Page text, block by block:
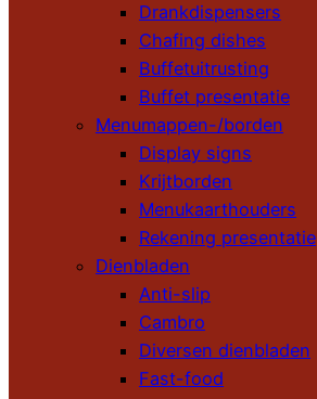
Drankdispensers
Chafing dishes
Buffetuitrusting
Buffet presentatie
Menumappen-/borden
Display signs
Krijtborden
Menukaarthouders
Rekening presentatie
Dienbladen
Anti-slip
Cambro
Diversen dienbladen
Fast-food